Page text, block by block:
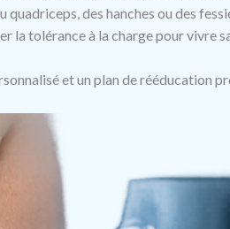
quadriceps, des hanches ou des
la tolérance à la charge pour vivre
et un plan de rééducation